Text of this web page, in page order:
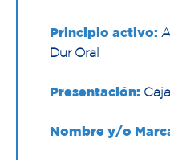
Principio activo:
Dur Oral
Presentación: Caja
Nombre y/o